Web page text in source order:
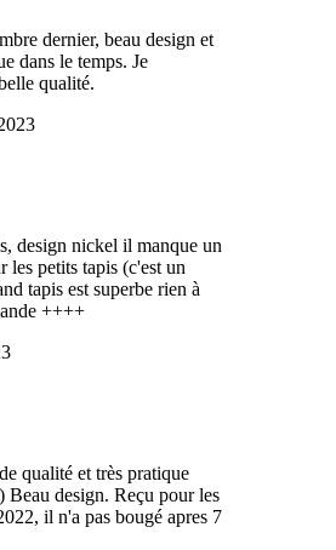
dernier, beau design et
dans le temps. Je
qualité.
design nickel il manque un
les petits tapis (c'est un
tapis est superbe rien à
++++
qualité et très pratique
Beau design. Reçu pour les
il n'a pas bougé apres 7